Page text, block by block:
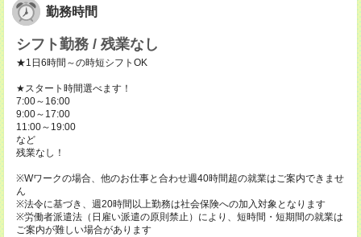
勤務時間
シフト勤務 / 残業なし
★1日6時間～の時短シフトOK
★スタート時間選べます！
7:00～16:00
9:00～17:00
11:00～19:00
など
残業なし！
※Wワークの場合、他のお仕事と合わせ週40時間超の就業はご案内できませ
ん
※法令に基づき、週20時間以上勤務は社会保険への加入対象となります
※労働者派遣法（日雇い派遣の原則禁止）により、短時間・短期間の就業は
ご案内が難しい場合があります